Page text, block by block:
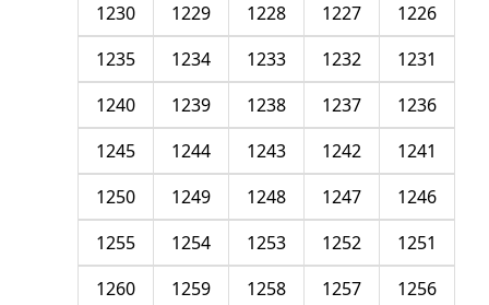
1226
1227
1228
1229
1230
1231
1232
1233
1234
1235
1236
1237
1238
1239
1240
1241
1242
1243
1244
1245
1246
1247
1248
1249
1250
1251
1252
1253
1254
1255
1256
1257
1258
1259
1260